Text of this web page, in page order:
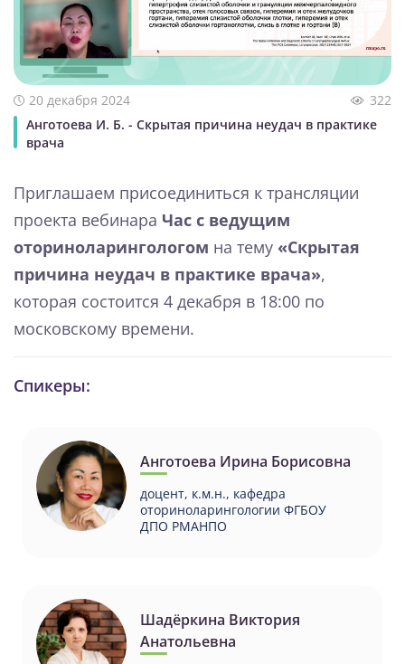
20 декабря 2024
322
Анготоева И. Б. - Скрытая причина неудач в практике
врача
Приглашаем присоединиться к трансляции
проекта вебинара Час с ведущим
оториноларингологом на тему «Скрытая
причина неудач в практике врача»,
которая состоится 4 декабря в 18:00 по
московскому времени.
Спикеры:
Анготоева Ирина Борисовна
доцент, к.м.н., кафедра
оториноларингологии ФГБОУ
ДПО РМАНПО
Шадёркина Виктория
Анатольевна